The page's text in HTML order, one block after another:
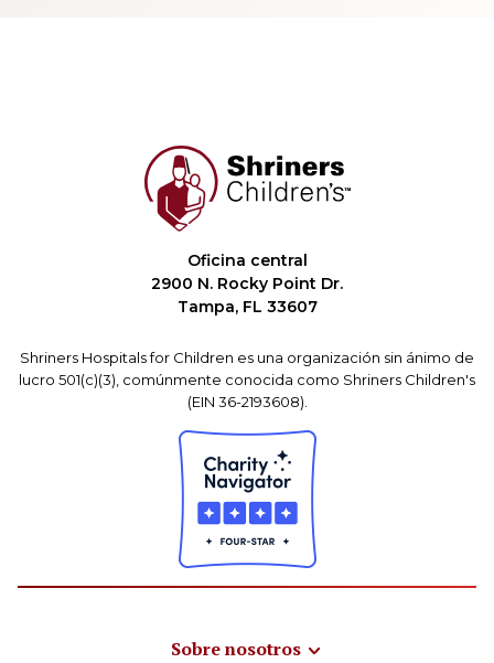
Oficina central
2900 N. Rocky Point Dr.
Tampa, FL 33607
Shriners Hospitals for Children es una organización sin ánimo de
lucro 501(c)(3), comúnmente conocida como Shriners Children's
(EIN 36-2193608).
Sobre nosotros